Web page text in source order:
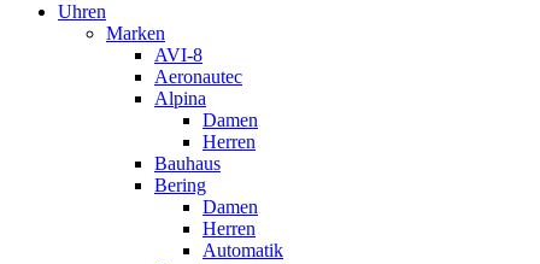
Uhren
Marken
AVI-8
Aeronautec
Alpina
Damen
Herren
Bauhaus
Bering
Damen
Herren
Automatik